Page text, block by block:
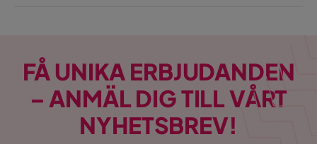
FÅ UNIKA ERBJUDANDEN
– ANMÄL DIG TILL VÅRT
NYHETSBREV!